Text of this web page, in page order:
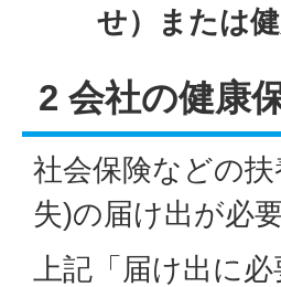
せ）または
2 会社の健康
社会保険などの
失)の届け出が必要
上記「届け出に